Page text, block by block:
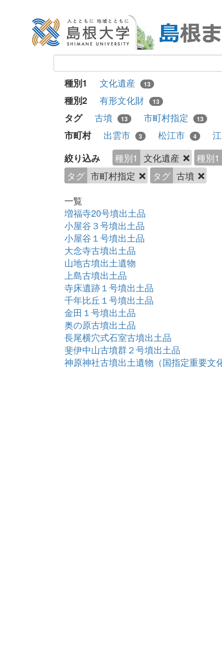
種別1 文化遺産 13
種別2 有形文化財 13
タグ 古墳 13 市町村指定 13
市町村 出雲市 3 松江市 4
絞り込み
種別1 文化遺産
種別1
タグ 市町村指定 タグ 古墳
一覧
増福寺20号墳出土品
小屋谷３号墳出土品
小屋谷１号墳出土品
大念寺古墳出土品
山地古墳出土遺物
上島古墳出土品
寺床遺跡１号墳出土品
千年比丘１号墳出土品
金田１号墳出土品
奥の原古墳出土品
長尾横穴式石室古墳出土品
斐伊中山古墳群２号墳出土品
神原神社古墳出土遺物（国指定重要文